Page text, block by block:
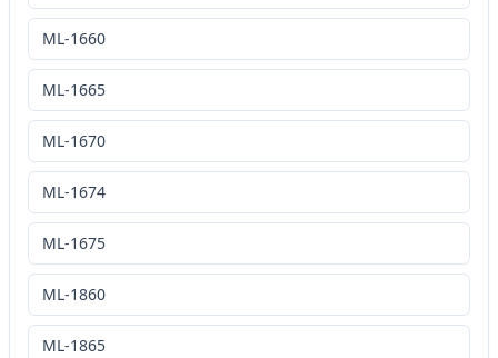
ML-1660
ML-1665
ML-1670
ML-1674
ML-1675
ML-1860
ML-1865